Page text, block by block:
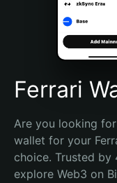
Português (Brasil)
Español (Argentina)
Ferrari
Are you looking
wallet for your
choice. Trusted by
explore Web3 on